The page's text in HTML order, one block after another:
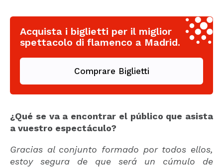
Acquista i biglietti per il miglior
spettacolo di flamenco a Madrid.
Comprare Biglietti
¿Qué se va a encontrar el público que asista
a vuestro espectáculo?
Gracias al conjunto formado por todos ellos,
estoy segura de que será un cúmulo de